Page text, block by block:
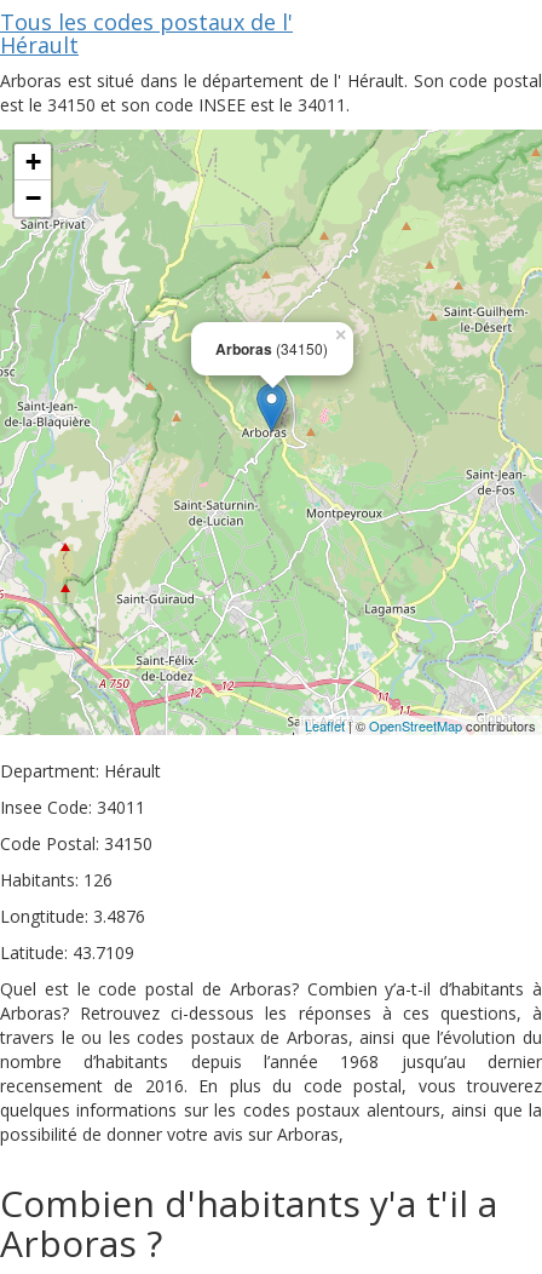
Tous les codes postaux de l'
Hérault
Arboras est situé dans le département de l' Hérault. Son code postal
est le 34150 et son code INSEE est le 34011.
Arboras (34150)
×
+
−
Leaflet| ©OpenStreetMapcontributors
Department: Hérault
Insee Code: 34011
Code Postal: 34150
Habitants: 126
Longtitude: 3.4876
Latitude: 43.7109
Quel est le code postal de Arboras? Combien y’a-t-il d’habitants à
Arboras? Retrouvez ci-dessous les réponses à ces questions, à
travers le ou les codes postaux de Arboras, ainsi que l’évolution du
nombre d’habitants depuis l’année 1968 jusqu’au dernier
recensement de 2016. En plus du code postal, vous trouverez
quelques informations sur les codes postaux alentours, ainsi que la
possibilité de donner votre avis sur Arboras,
Combien d'habitants y'a t'il a
Arboras ?